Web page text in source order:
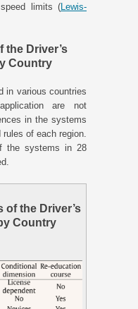
limits (Lewis-
the Driver’s
Country
in various countries
are not
in the systems
of each region.
the systems in 28
of the Driver’s
Country